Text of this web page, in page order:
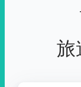
旅